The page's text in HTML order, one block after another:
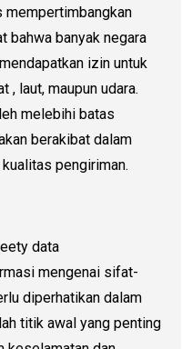
mempertimbangkan
bahwa banyak negara
izin untuk
, laut, maupun udara.
melebihi batas
berakibat dalam
pengiriman.
data
mengenai sifat-
diperhatikan dalam
titik awal yang penting